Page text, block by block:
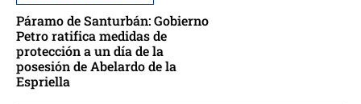
Páramo de Santurbán: Gobierno
Petro ratifica medidas de
protección a un día de la
posesión de Abelardo de la
Espriella